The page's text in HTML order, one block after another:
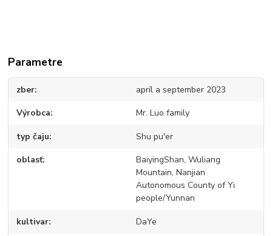
Parametre
zber apríl a september 2023
Výrobca Mr. Luo family
typ čaju Shu pu'er
oblasť
BaiyingShan, Wuliang
Mountain, Nanjian
Autonomous County of Yi
people/Yunnan
kultivar DaYe